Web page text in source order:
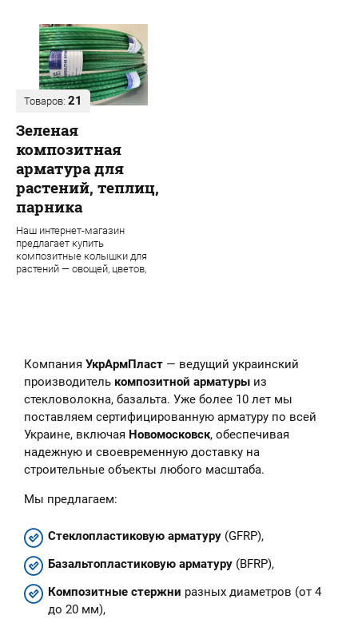
Товаров: 21
Зеленая
композитная
арматура для
растений, теплиц,
парника
Наш интернет-магазин
предлагает купить
композитные колышки для
растений — овощей, цветов,
Компания УкрАрмПласт — ведущий украинский
производитель композитной арматуры из
стекловолокна, базальта. Уже более 10 лет мы
поставляем сертифицированную арматуру по всей
Украине, включая Новомосковск, обеспечивая
надежную и своевременную доставку на
строительные объекты любого масштаба.
Мы предлагаем:
Стеклопластиковую арматуру (GFRP),
Базальтопластиковую арматуру (BFRP),
Композитные стержни разных диаметров (от 4
до 20 мм),